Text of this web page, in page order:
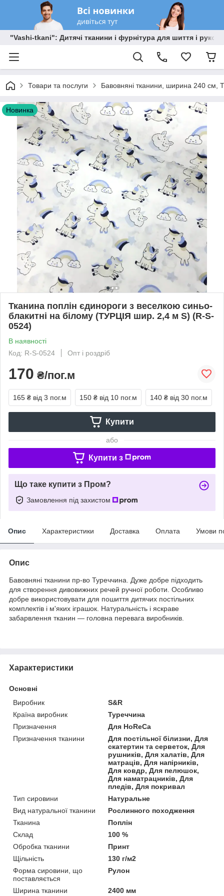
"Vashi-tkani": Дитячі тканини і фурнітура для шиття і
Товари та послуги Бавовняні тканини, ширина 240 см,
Новинка
Тканина поплін єдинороги з веселкою синьо-
блакитні на білому (ТУРЦІЯ шир. 2,4 м S) (R-S-
0524)
В наявності
Код: R-S-0524
Опт і роздріб
170 ₴/пог.м
165 ₴ від 3 пог.м 150 ₴ від 10 пог.м 140 ₴ від 30 пог.м
Купити
або
Купити з
Що таке купити з Пром?
Замовлення під захистом
Опис Характеристики Доставка Оплата Умови
Опис
Бавовняні тканини пр-во Туреччина. Дуже добре підходить
для створення дивовижних речей ручної роботи. Особливо
добре використовувати для пошиття дитячих постільних
комплектів і м'яких іграшок. Натуральність і яскраве
забарвлення тканин — головна перевага виробників.
Характеристики
Основні
Виробник
S&R
Країна виробник
Туреччина
Призначення
Для HoReCa
Призначення тканини
Для постільної білизни, Для
скатертин та серветок, Для
рушників, Для халатів, Для
матраців, Для напірників,
Для ковдр, Для пелюшок,
Для наматрацників, Для
пледів, Для покривал
Тип сировини
Натуральне
Вид натуральної тканини
Рослинного походження
Тканина
Поплін
Склад
100 %
Обробка тканини
Принт
Щільність
130 г/м2
Форма сировини, що
поставляється
Рулон
Ширина тканини 2400 мм